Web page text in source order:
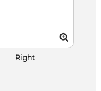
Right